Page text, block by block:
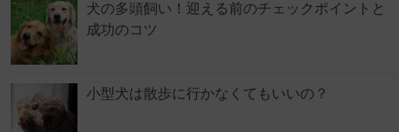
犬の多頭飼い！迎える前のチェックポイントと
成功のコツ
小型犬は散歩に行かなくてもいいの？